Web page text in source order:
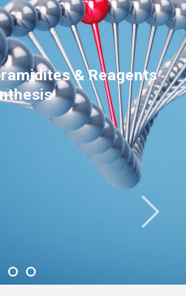
& Reagents